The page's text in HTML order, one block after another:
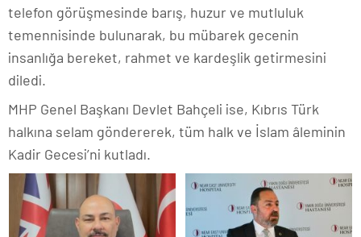
telefon görüşmesinde barış, huzur ve mutluluk
temennisinde bulunarak, bu mübarek gecenin
insanlığa bereket, rahmet ve kardeşlik getirmesini
diledi.
MHP Genel Başkanı Devlet Bahçeli ise, Kıbrıs Türk
halkına selam göndererek, tüm halk ve İslam âleminin
Kadir Gecesi’ni kutladı.